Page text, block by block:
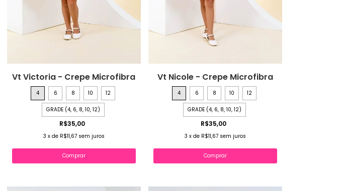
Vt Victoria - Crepe Microfibra
4 6 8 10 12
GRADE (4, 6, 8, 10, 12)
R$35,00
3 x de R$11,67 sem juros
Comprar
Vt Nicole - Crepe Microfibra
4 6 8 10 12
GRADE (4, 6, 8, 10, 12)
R$35,00
3 x de R$11,67 sem juros
Comprar